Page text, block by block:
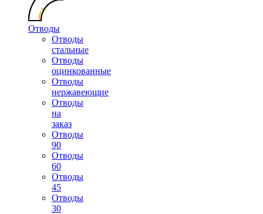
Отводы
Отводы
стальные
Отводы
оцинкованные
Отводы
нержавеющие
Отводы
на
заказ
Отводы
90
Отводы
60
Отводы
45
Отводы
30